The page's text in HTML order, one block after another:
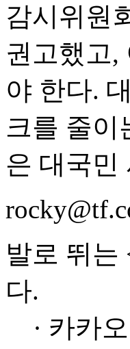
감시위원
권고했고,
야 한다.
크를 줄이
은 대국민
발로 뛰는
다.
· 카카